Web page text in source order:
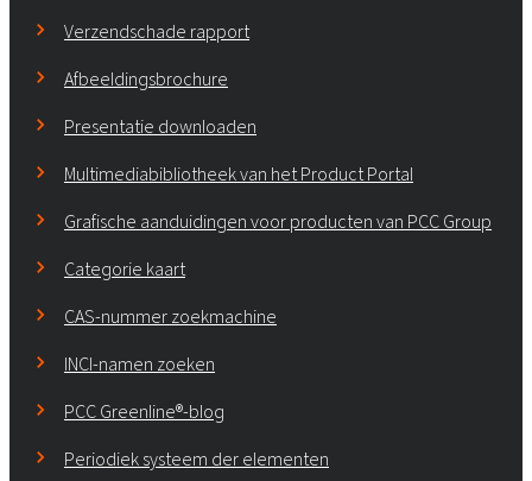
Verzendschade rapport
Afbeeldingsbrochure
Presentatie downloaden
Multimediabibliotheek van het Product Portal
Grafische aanduidingen voor producten van PCC Group
Categorie kaart
CAS-nummer zoekmachine
INCI-namen zoeken
PCC Greenline®-blog
Periodiek systeem der elementen